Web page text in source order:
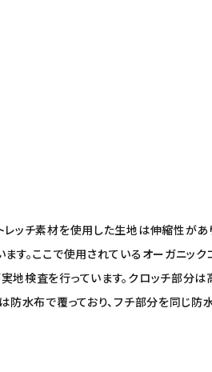
レッチ素材を使用した生地は伸縮性が
ます。ここで使用されているオーガニ
地検査を行っています。クロッチ部分
は防水布で覆っており、フチ部分を同